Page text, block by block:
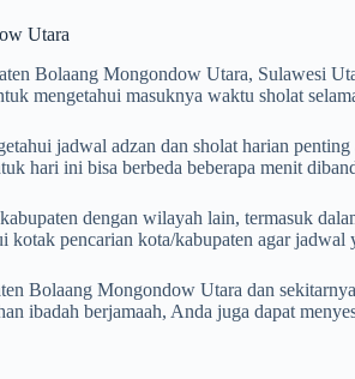
Utara
Bolaang Mongondow Utara, Sulawesi
mengetahui masuknya waktu sholat
jadwal adzan dan sholat harian
hari ini bisa berbeda beberapa menit
dengan wilayah lain, termasuk
pencarian kota/kabupaten agar
Bolaang Mongondow Utara dan
ibadah berjamaah, Anda juga dapat